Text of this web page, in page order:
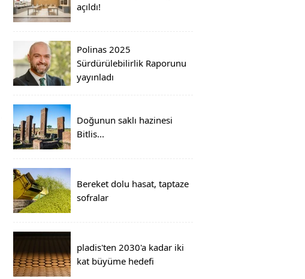
açıldı!
Polinas 2025
Sürdürülebilirlik Raporunu
yayınladı
Doğunun saklı hazinesi
Bitlis...
Bereket dolu hasat, taptaze
sofralar
pladis'ten 2030'a kadar iki
kat büyüme hedefi